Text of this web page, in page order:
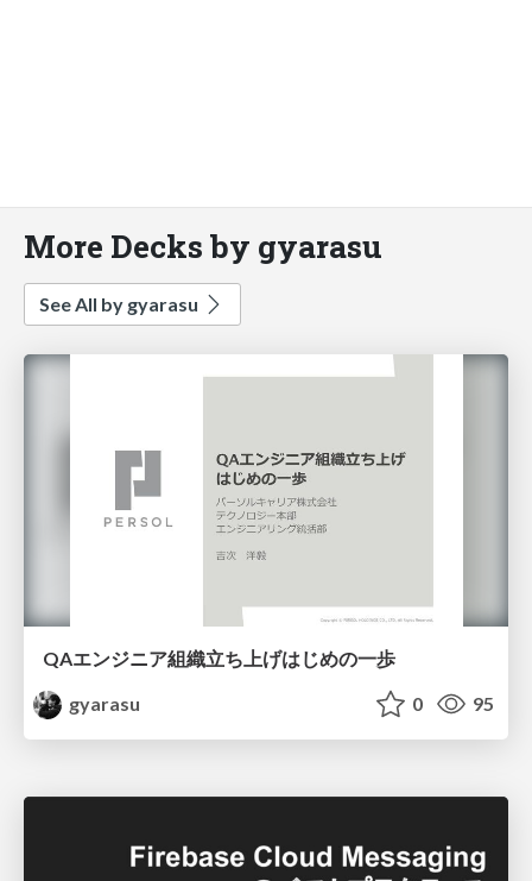
More Decks by gyarasu
See All by gyarasu
QAエンジニア組織立ち上げはじめの一歩
gyarasu
0 95